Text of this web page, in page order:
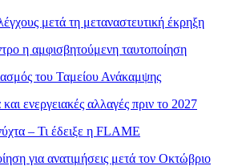
μετά τη μεταναστευτική έκρηξη
η αμφισβητούμενη ταυτοποίηση
του Ταμείου Ανάκαμψης
ενεργειακές αλλαγές πριν το 2027
– Τι έδειξε η FLAME
για ανατιμήσεις μετά τον Οκτώβριο